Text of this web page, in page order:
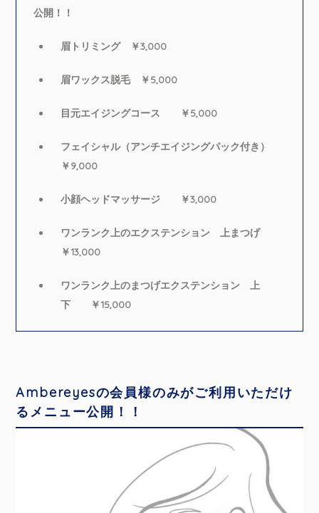
公開！！
眉トリミング ￥3,000
眉ワックス脱毛 ￥5,000
目元エイジングコース ￥5,000
フェイシャル（アンチエイジングパック付き）
￥9,000
小顔ヘッドマッサージ ￥3,000
ワンランク上のエクステンション 上まつげ
￥13,000
ワンランク上のまつげエクステンション 上
下 ￥15,000
Ambereyesの会員様のみがご利用いただけ
るメニュー公開！！